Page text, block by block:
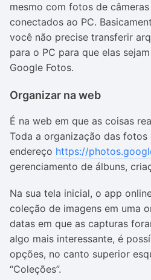
mesmo com fotos de
conectados ao PC.
você não precise transferir
para o PC para que elas
Google Fotos.
Organizar na web
É na web em que as coisas
Toda a organização das
endereço https://
gerenciamento de álbuns,
Na sua tela inicial, o app
coleção de imagens em uma
datas em que as capturas
algo mais interessante, é
opções, no canto superior
“Coleções”.